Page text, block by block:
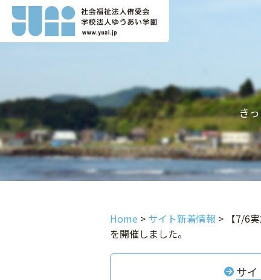
き
Home > サイト新着情報 > 【7/6
を開催しました。
サ